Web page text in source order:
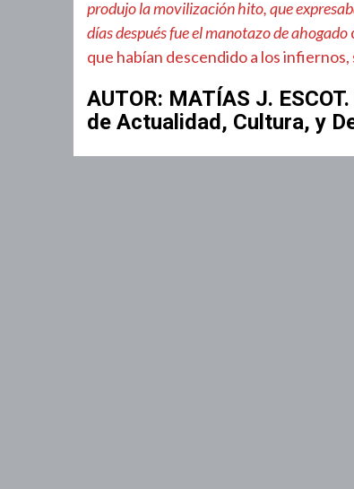
produjo la movilización hito, que
días después fue el manotazo de ahogado
que habían descendido a los
AUTOR: MATÍAS J.
de Actualidad, Cultura, y